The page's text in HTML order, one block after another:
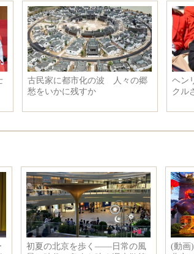
都市化の波 人々の郷
に残すか
ヘンリー英王子とメ
クルさんがウィン